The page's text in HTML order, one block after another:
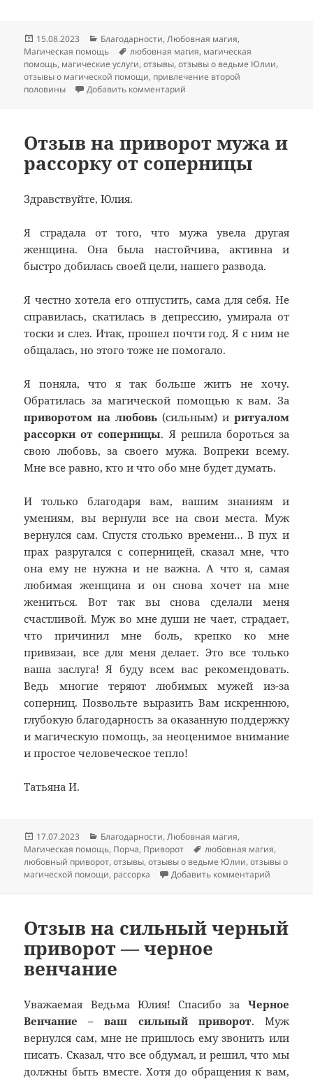
Опубликовано
15.08.2023 Рубрики
Благодарности,Любовная магия,
Магическая помощь
Метки
любовная магия, магическая
помощь, магические услуги,отзывы,отзывы о ведьме Юлии,
отзывы о магической помощи, привлечение второй
половины
Добавить комментарий
Отзыв на приворот мужа и
рассорку от соперницы
Здравствуйте, Юлия.
Я страдала от того, что мужа увела другая
женщина. Она была настойчива, активна и
быстро добилась своей цели, нашего развода.
Я честно хотела его отпустить, сама для себя. Не
справилась, скатилась в депрессию, умирала от
тоски и слез. Итак, прошел почти год. Я с ним не
общалась, но этого тоже не помогало.
Я поняла, что я так больше жить не хочу.
Обратилась за магической помощью к вам. За
приворотом на любовь (сильным) и ритуалом
рассорки от соперницы. Я решила бороться за
свою любовь, за своего мужа. Вопреки всему.
Мне все равно, кто и что обо мне будет думать.
И только благодаря вам, вашим знаниям и
умениям, вы вернули все на свои места. Муж
вернулся сам. Спустя столько времени… В пух и
прах разругался с соперницей, сказал мне, что
она ему не нужна и не важна. А что я, самая
любимая женщина и он снова хочет на мне
жениться. Вот так вы снова сделали меня
счастливой. Муж во мне души не чает, страдает,
что причинил мне боль, крепко ко мне
привязан, все для меня делает. Это все только
ваша заслуга! Я буду всем вас рекомендовать.
Ведь многие теряют любимых мужей из-за
соперниц. Позвольте выразить Вам искреннюю,
глубокую благодарность за оказанную поддержку
и магическую помощь, за неоценимое внимание
и простое человеческое тепло!
Татьяна И.
Опубликовано
17.07.2023 Рубрики
Благодарности,Любовная магия,
Магическая помощь, Порча, Приворот Метки
любовная магия,
любовный приворот,отзывы,отзывы о ведьме Юлии,отзывы о
магической помощи, рассорка Добавить комментарий
Отзыв на сильный черный
приворот — черное
венчание
Уважаемая Ведьма Юлия! Спасибо за Черное
Венчание – ваш сильный приворот. Муж
вернулся сам, мне не пришлось ему звонить или
писать. Сказал, что все обдумал, и решил, что мы
должны быть вместе. Хотя до обращения к вам,